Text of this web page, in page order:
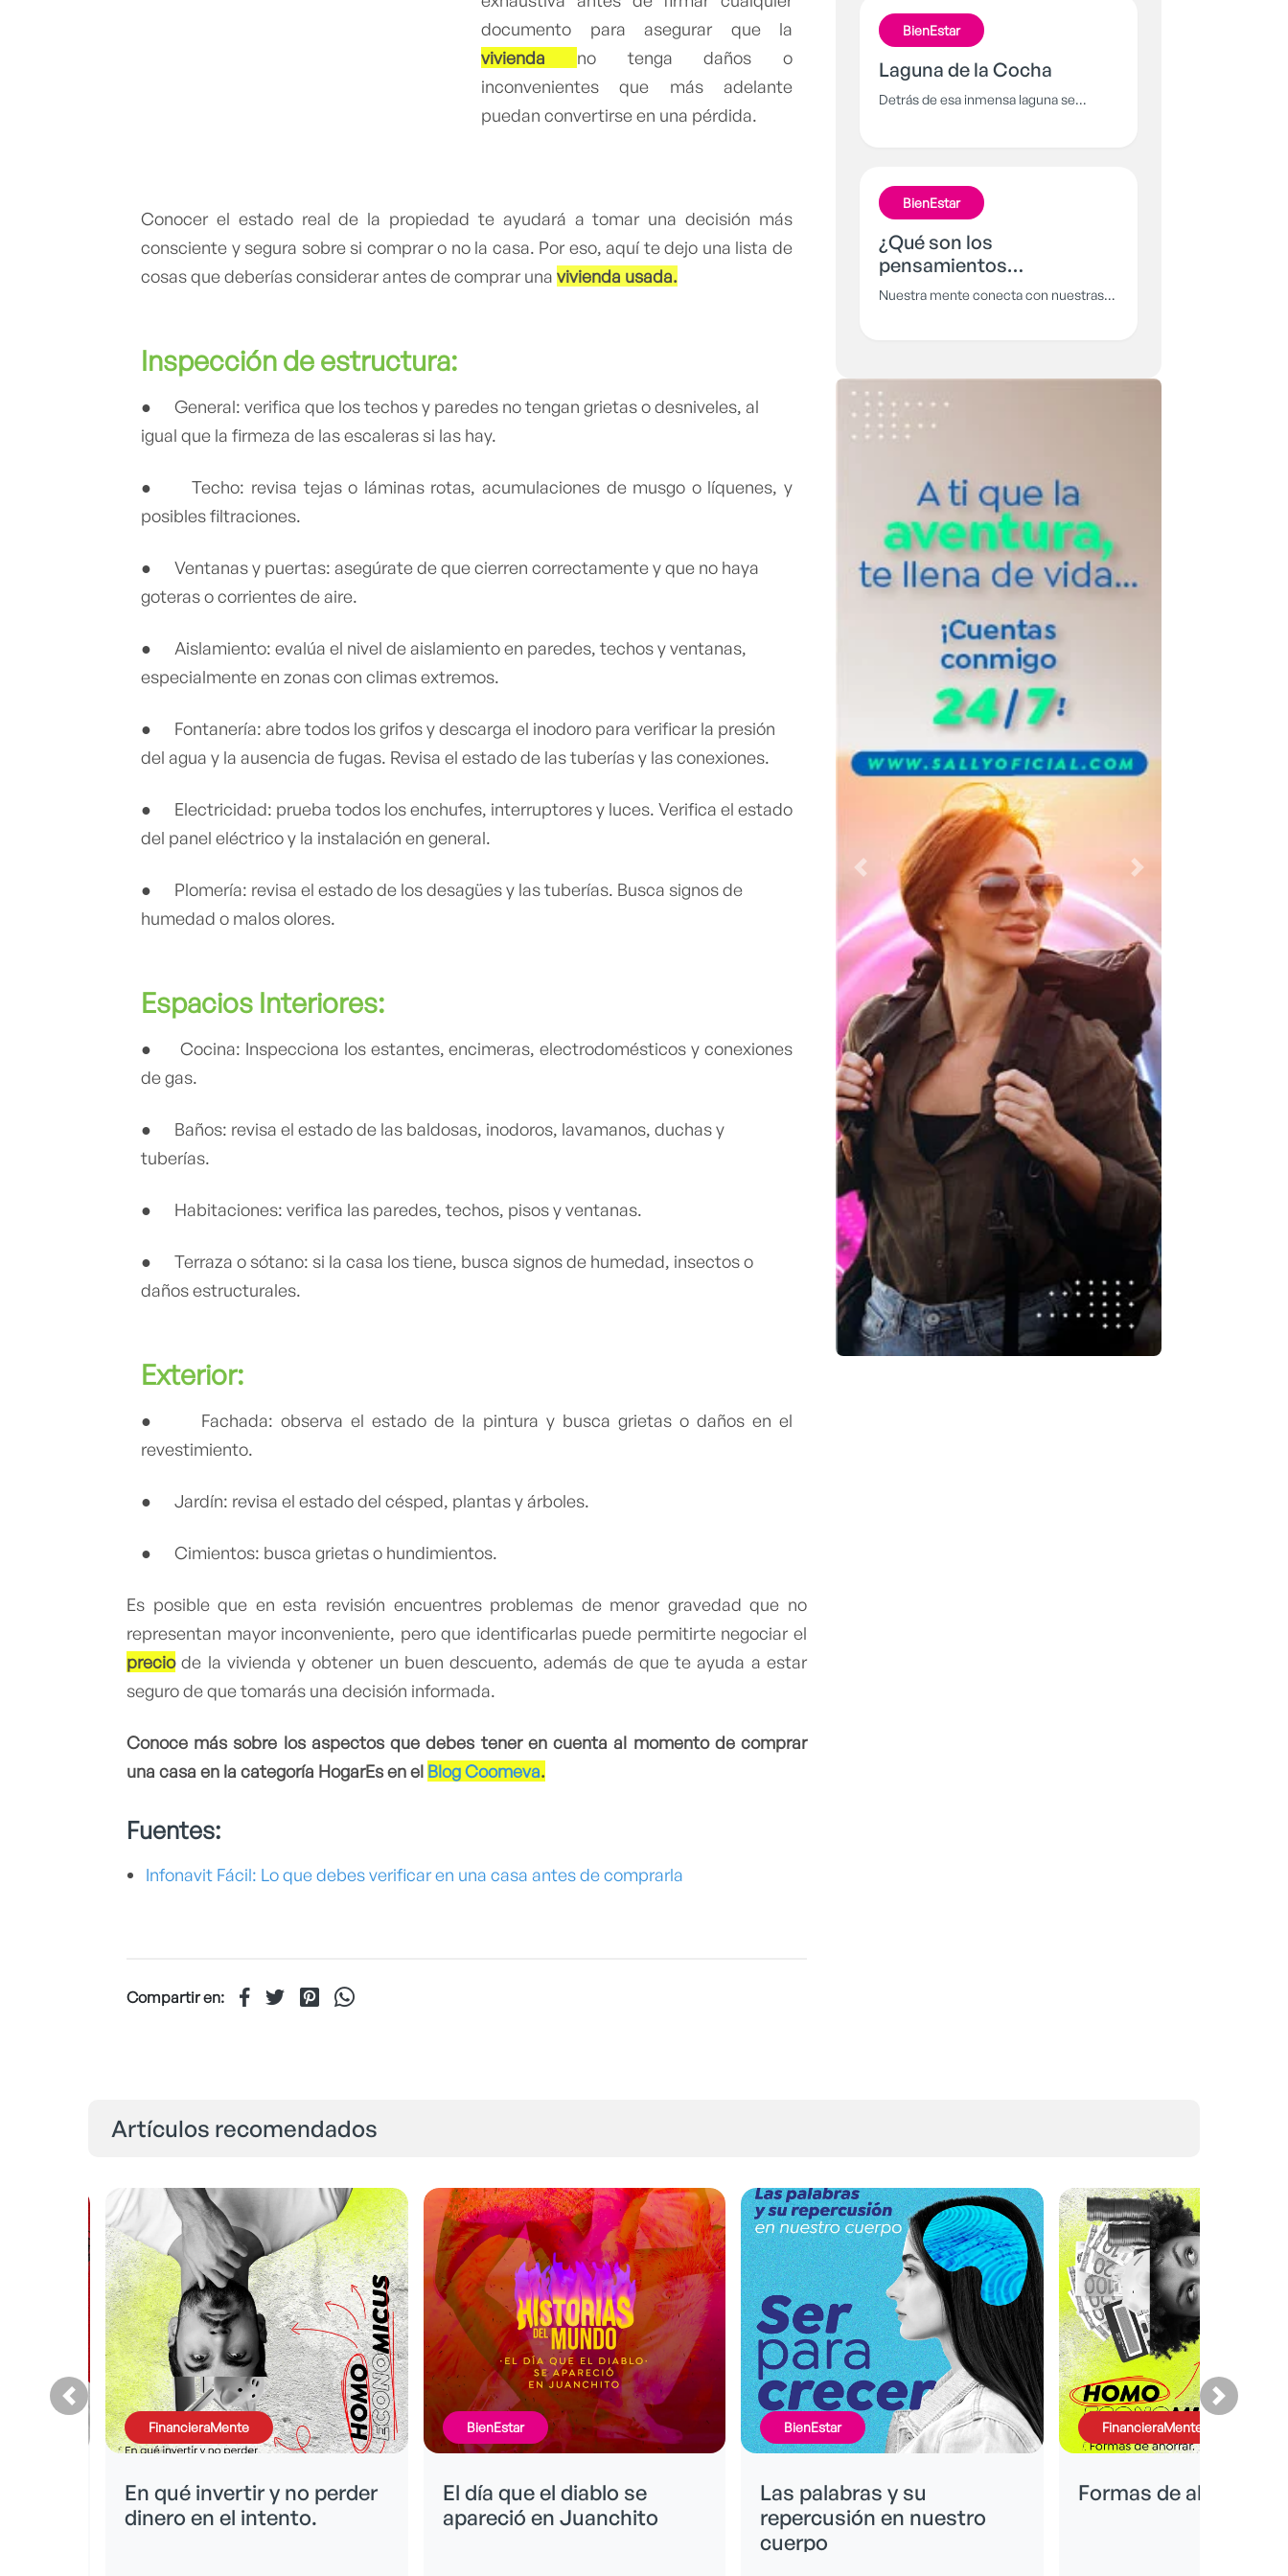
documento para asegurar que la
vivienda no tenga daños o
inconvenientes que más adelante
puedan convertirse en una pérdida.
Conocer el estado real de la propiedad te ayudará a tomar una decisión más
consciente y segura sobre si comprar o no la casa. Por eso, aquí te dejo una lista de
cosas que deberías considerar antes de comprar una vivienda usada.
Inspección de estructura:
● General: verifica que los techos y paredes no tengan grietas o desniveles, al
igual que la firmeza de las escaleras si las hay.
● Techo: revisa tejas o láminas rotas, acumulaciones de musgo o líquenes, y
posibles filtraciones.
● Ventanas y puertas: asegúrate de que cierren correctamente y que no haya
goteras o corrientes de aire.
● Aislamiento: evalúa el nivel de aislamiento en paredes, techos y ventanas,
especialmente en zonas con climas extremos.
● Fontanería: abre todos los grifos y descarga el inodoro para verificar la presión
del agua y la ausencia de fugas. Revisa el estado de las tuberías y las conexiones.
● Electricidad: prueba todos los enchufes, interruptores y luces. Verifica el estado
del panel eléctrico y la instalación en general.
● Plomería: revisa el estado de los desagües y las tuberías. Busca signos de
humedad o malos olores.
Espacios Interiores:
● Cocina: Inspecciona los estantes, encimeras, electrodomésticos y conexiones
de gas.
● Baños: revisa el estado de las baldosas, inodoros, lavamanos, duchas y
tuberías.
● Habitaciones: verifica las paredes, techos, pisos y ventanas.
● Terraza o sótano: si la casa los tiene, busca signos de humedad, insectos o
daños estructurales.
Exterior:
● Fachada: observa el estado de la pintura y busca grietas o daños en el
revestimiento.
● Jardín: revisa el estado del césped, plantas y árboles.
● Cimientos: busca grietas o hundimientos.
Es posible que en esta revisión encuentres problemas de menor gravedad que no
representan mayor inconveniente, pero que identificarlas puede permitirte negociar el
preciode la vivienda y obtener un buen descuento, además de que te ayuda a estar
seguro de que tomarás una decisión informada.
Conoce más sobre los aspectos que debes tener en cuenta al momento de comprar
una casa en la categoría HogarEs en el Blog Coomeva.
Fuentes:
Infonavit Fácil: Lo que debes verificar en una casa antes de comprarla
Compartir en:
BienEstar
Laguna de la Cocha
Detrás de esa inmensa laguna se
contar al mundo la leyenda detrás de lo
que conocemos como la laguna de la
BienEstar
¿Qué son los
pensamientos
irracionales?
Nuestra mente conecta con nuestras
impulsivas.
Previous Next
Artículos recomendados
FinancieraMente
En qué invertir y no perder
dinero en el intento.
BienEstar
El día que el diablo se
apareció en Juanchito
BienEstar
Las palabras y su
repercusión en nuestro
cuerpo
FinancieraMente
Formas de ahorrar